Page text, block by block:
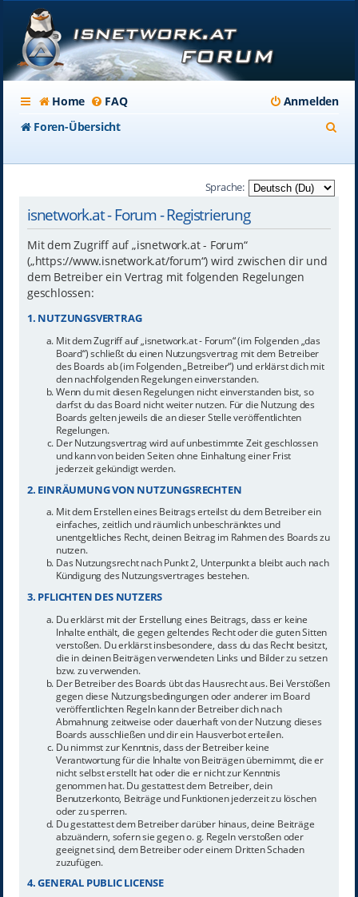
Home FAQ
Anmelden
Foren-Übersicht
Sprache:
isnetwork.at - Forum - Registrierung
Mit dem Zugriff auf „isnetwork.at - Forum“
(„https://www.isnetwork.at/forum“) wird zwischen dir und
dem Betreiber ein Vertrag mit folgenden Regelungen
geschlossen:
1. NUTZUNGSVERTRAG
Mit dem Zugriff auf „isnetwork.at - Forum“ (im Folgenden „das
Board“) schließt du einen Nutzungsvertrag mit dem Betreiber
des Boards ab (im Folgenden „Betreiber“) und erklärst dich mit
den nachfolgenden Regelungen einverstanden.
Wenn du mit diesen Regelungen nicht einverstanden bist, so
darfst du das Board nicht weiter nutzen. Für die Nutzung des
Boards gelten jeweils die an dieser Stelle veröffentlichten
Regelungen.
Der Nutzungsvertrag wird auf unbestimmte Zeit geschlossen
und kann von beiden Seiten ohne Einhaltung einer Frist
jederzeit gekündigt werden.
2. EINRÄUMUNG VON NUTZUNGSRECHTEN
Mit dem Erstellen eines Beitrags erteilst du dem Betreiber ein
einfaches, zeitlich und räumlich unbeschränktes und
unentgeltliches Recht, deinen Beitrag im Rahmen des Boards zu
nutzen.
Das Nutzungsrecht nach Punkt 2, Unterpunkt a bleibt auch nach
Kündigung des Nutzungsvertrages bestehen.
3. PFLICHTEN DES NUTZERS
Du erklärst mit der Erstellung eines Beitrags, dass er keine
Inhalte enthält, die gegen geltendes Recht oder die guten Sitten
verstoßen. Du erklärst insbesondere, dass du das Recht besitzt,
die in deinen Beiträgen verwendeten Links und Bilder zu setzen
bzw. zu verwenden.
Der Betreiber des Boards übt das Hausrecht aus. Bei Verstößen
gegen diese Nutzungsbedingungen oder anderer im Board
veröffentlichten Regeln kann der Betreiber dich nach
Abmahnung zeitweise oder dauerhaft von der Nutzung dieses
Boards ausschließen und dir ein Hausverbot erteilen.
Du nimmst zur Kenntnis, dass der Betreiber keine
Verantwortung für die Inhalte von Beiträgen übernimmt, die er
nicht selbst erstellt hat oder die er nicht zur Kenntnis
genommen hat. Du gestattest dem Betreiber, dein
Benutzerkonto, Beiträge und Funktionen jederzeit zu löschen
oder zu sperren.
Du gestattest dem Betreiber darüber hinaus, deine Beiträge
abzuändern, sofern sie gegen o. g. Regeln verstoßen oder
geeignet sind, dem Betreiber oder einem Dritten Schaden
zuzufügen.
4. GENERAL PUBLIC LICENSE